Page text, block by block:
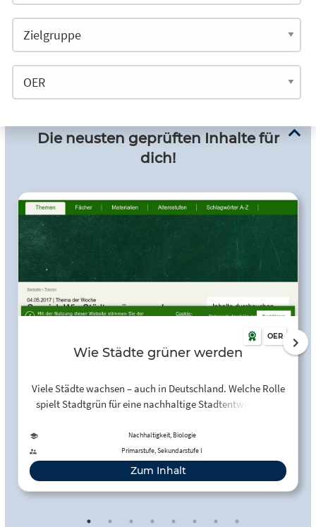
Die neusten geprüften Inhalte für
dich!
OER
Wie Städte grüner werden
Viele Städte wachsen – auch in Deutschland. Welche Rolle
spielt Stadtgrün für eine nachhaltige Stadtentwicklung?
Flächen grünere Städte zu schaffen? Dabei kommt auch
dem Gärtnern in der Stadt eine zentrale Rolle zu. Immer
mehr Menschen wollen gemeinschaftlich gärtnern. Das hat
auch Vorteile für Umwelt und Klima.
Nachhaltigkeit, Biologie
Primarstufe, Sekundarstufe I
Zum Inhalt